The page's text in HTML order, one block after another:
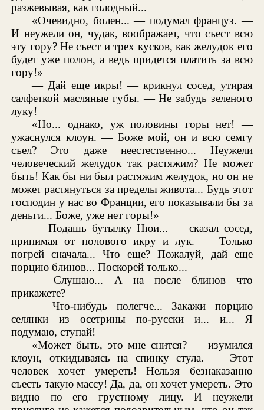
разжевывая, как голодный...
«Очевидно, болен... — подумал француз. —
И неужели он, чудак, воображает, что съест всю
эту гору? Не съест и трех кусков, как желудок его
будет уже полон, а ведь придется платить за всю
гору!»
— Дай еще икры! — крикнул сосед, утирая
салфеткой масляные губы. — Не забудь зеленого
луку!
«Но... однако, уж половины горы нет! —
ужаснулся клоун. — Боже мой, он и всю семгу
съел? Это даже неестественно... Неужели
человеческий желудок так растяжим? Не может
быть! Как бы ни был растяжим желудок, но он не
может растянуться за пределы живота... Будь этот
господин у нас во Франции, его показывали бы за
деньги... Боже, уже нет горы!»
— Подашь бутылку Нюи... — сказал сосед,
принимая от полового икру и лук. — Только
погрей сначала... Что еще? Пожалуй, дай еще
порцию блинов... Поскорей только...
— Слушаю... А на после блинов что
прикажете?
— Что-нибудь полегче... Закажи порцию
селянки из осетрины по-русски и... и... Я
подумаю, ступай!
«Может быть, это мне снится? — изумился
клоун, откидываясь на спинку стула. — Этот
человек хочет умереть! Нельзя безнаказанно
съесть такую массу! Да, да, он хочет умереть. Это
видно по его грустному лицу. И неужели